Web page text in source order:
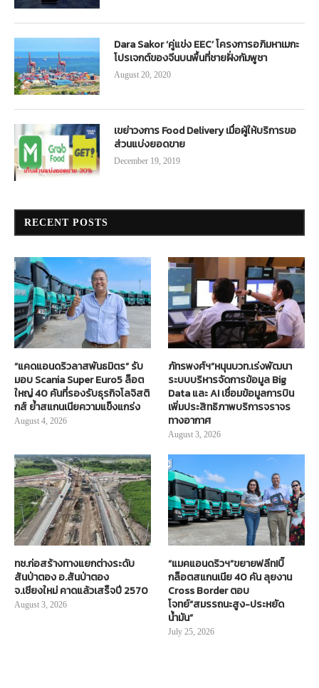
Dara Sakor ‘คู่แข่ง EEC’ โครงการอภิมหาเมกะ
โปรเจกต์ของจีนบนพื้นที่ชายฝั่งกัมพูชา
August 20, 2020
เขย่าวงการ Food Delivery เมื่อผู้ให้บริการขอ
ส่วนแบ่งยอดขาย
December 19, 2019
RECENT POSTS
“แคดแอนดริวลาสพันธมิตร” รับ
มอบ Scania Super Euro5 ล็อต
ใหญ่ 40 คันที่รองรับธุรกิจโลจิสติ
กส์ ย้ำสแกนเนียความแข็งแกร่ง
August 4, 2026
ภัทรพงศ์ฯ”หนุนบวท.เร่งพัฒนา
ระบบบริหารจัดการข้อมูล Big
Data และ AI เชื่อมข้อมูลการบิน
เพิ่มประสิทธิภาพบริการจราจร
ทางอากาศ
August 3, 2026
ทช.ก่อสร้างทางแยกต่างระดับ
สันป่าตอง อ.สันป่าตอง
จ.เชียงใหม่ คาดแล้วเสร็จปี 2570
August 3, 2026
“แมคแอนดริวฯ”ขยายฟลีท!บิ๊
กล็อตสแกนเนีย 40 คัน ลุยงาน
Cross Border ตอบ
โจทย์“สมรรถนะสูง-ประหยัด
น้ำมัน”
July 25, 2026